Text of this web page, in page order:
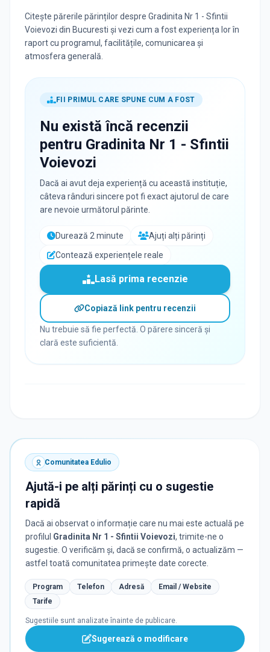
Citește părerile părinților despre Gradinita Nr 1 - Sfintii
Voievozi din Bucuresti și vezi cum a fost experiența lor în
raport cu programul, facilitățile, comunicarea și
atmosfera generală.
FII PRIMUL CARE SPUNE CUM A FOST
Nu există încă recenzii
pentru Gradinita Nr 1 - Sfintii
Voievozi
Dacă ai avut deja experiență cu această instituție,
câteva rânduri sincere pot fi exact ajutorul de care
are nevoie următorul părinte.
Durează 2 minute
Ajuți alți părinți
Contează experiențele reale
Lasă prima recenzie
Copiază link pentru recenzii
Nu trebuie să fie perfectă. O părere sinceră și
clară este suficientă.
Comunitatea Edulio
Ajută-i pe alți părinți cu o sugestie
rapidă
Dacă ai observat o informație care nu mai este actuală pe
profilul Gradinita Nr 1 - Sfintii Voievozi, trimite-ne o
sugestie. O verificăm și, dacă se confirmă, o actualizăm —
astfel toată comunitatea primește date corecte.
Program Telefon Adresă
Email / Website
Tarife
Sugestiile sunt analizate înainte de publicare.
Sugerează o modificare